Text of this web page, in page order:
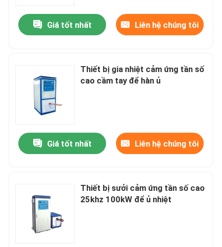
Giá tốt nhất Liên hệ chúng tôi
Thiết bị gia nhiệt cảm ứng tần số
cao cầm tay để hàn ủ
Giá tốt nhất Liên hệ chúng tôi
Thiết bị sưởi cảm ứng tần số cao
25khz 100kW để ủ nhiệt